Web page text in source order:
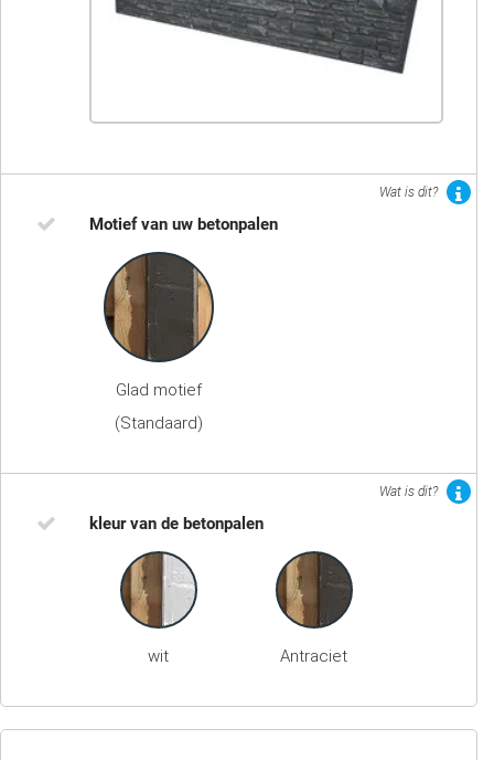
Wat is dit?
Motief van uw betonpalen
Glad motief
(Standaard)
Wat is dit?
kleur van de betonpalen
wit Antraciet